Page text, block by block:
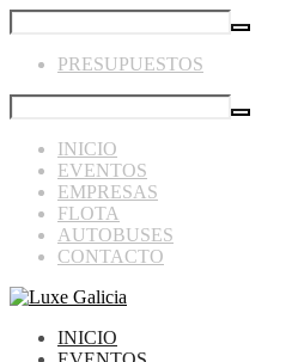
PRESUPUESTOS
INICIO
EVENTOS
EMPRESAS
FLOTA
AUTOBUSES
CONTACTO
INICIO